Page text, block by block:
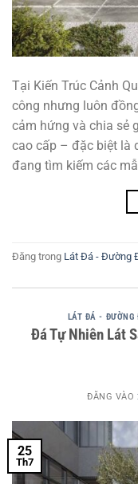
Tại Kiến Trúc Cảnh
công nhưng luôn
cảm hứng và chia sẻ
cao cấp – đặc biệt là
đang tìm kiếm các
Đăng trong Lát Đá - Đường
LÁT ĐÁ - ĐƯỜNG
Đá Tự Nhiên Lát
ĐĂNG VÀO
25
Th7